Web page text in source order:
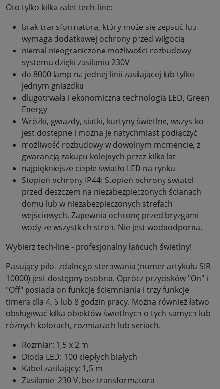
Oto tylko kilka zalet tech-line:
brak transformatora, który może się zepsuć lub
wymaga dodatkowej ochrony przed wilgocią
niemal nieograniczone możliwości rozbudowy
systemu dzięki zasilaniu 230V
do 8000 lamp na jednej linii zasilającej lub tylko
jednym gniazdku
długotrwała i ekonomiczna technologia LED, Green
Energy
Wróżki, gwiazdy, siatki, kurtyny świetlne, wszystko
jest dostępne i można je natychmiast podłączyć
możliwość rozbudowy w dowolnym momencie, z
gwarancją zakupu kolejnych przez kilka lat
najpiękniejsze ciepłe światło LED na rynku
Stopień ochrony IP44: Stopień ochrony świateł
przed deszczem na niezabezpieczonych ścianach
domu lub w niezabezpieczonych strefach
wejściowych. Zapewnia ochronę przed bryzgami
wody ze wszystkich stron. Nie jest wodoodporna.
Wybierz tech-line - profesjonalny łańcuch świetlny!
Pasujący pilot zdalnego sterowania (numer artykułu SIR-
10000) jest dostępny osobno. Oprócz przycisków "On" i
"Off" posiada on funkcję ściemniania i trzy funkcje
timera dla 4, 6 lub 8 godzin pracy. Można również łatwo
obsługiwać kilka obiektów świetlnych o tych samych lub
różnych kolorach, rozmiarach lub seriach.
Rozmiar: 1,5 x 2 m
Dioda LED: 100 ciepłych białych
Kabel zasilający: 1,5 m
Zasilanie: 230 V, bez transformatora